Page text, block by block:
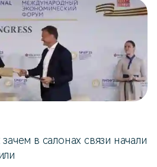
в салонах связи начали